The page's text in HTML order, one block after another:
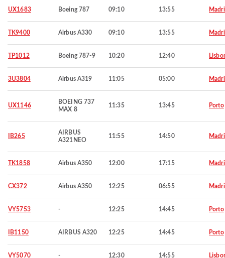
UX1683 Boeing 787 09:10 13:55
TK9400 Airbus A330 09:10 13:55
TP1012 Boeing 787-9 10:20 12:40
3U3804 Airbus A319 11:05 05:00
UX1146
BOEING 737
MAX 8
11:35 13:45 Porto
IB265
AIRBUS
A321NEO
11:55 14:50
TK1858 Airbus A350 12:00 17:15
CX372 Airbus A350 12:25 06:55
VY5753 - 12:25 14:45 Porto
IB1150 AIRBUS A320 12:25 14:45 Porto
VY5070 - 12:30 14:55